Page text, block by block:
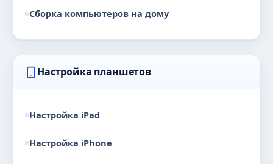
Сборка компьютеров на дому
Настройка планшетов
Настройка iPad
Настройка iPhone